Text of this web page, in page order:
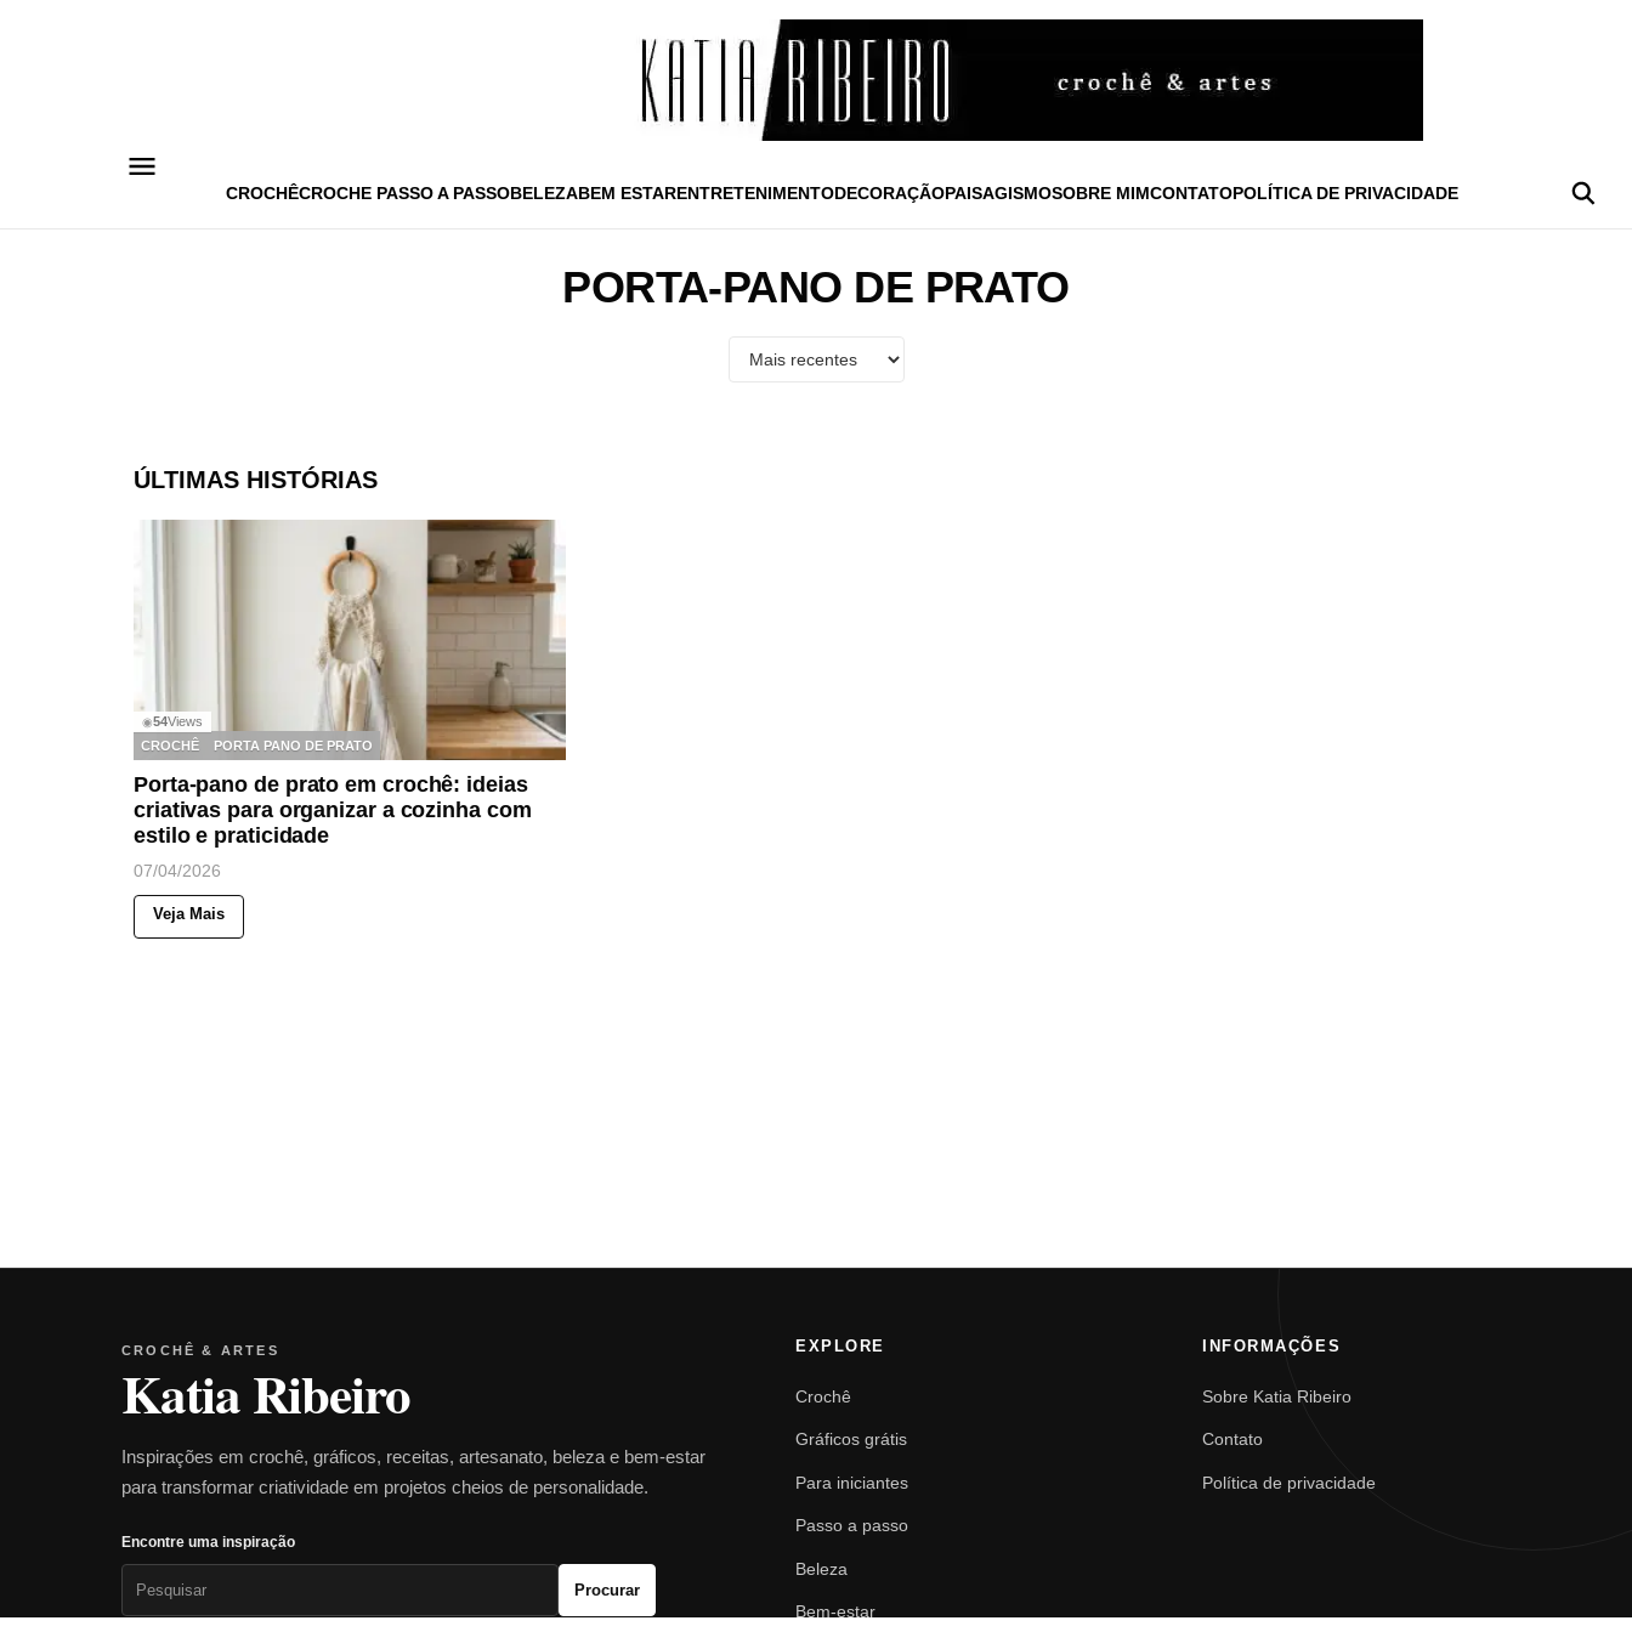
CROCHÊCROCHE PASSO A PASSOBELEZABEM ESTARENTRETENIMENTODECORAÇÃOPAISAGISMOSOBRE MIMCONTATOPOLÍTICA DE PRIVACIDADE
PORTA-PANO DE PRATO
ÚLTIMAS HISTÓRIAS
◉54Views
CROCHÊ
PORTA PANO DE PRATO
Porta-pano de prato em crochê: ideias
criativas para organizar a cozinha com
estilo e praticidade
07/04/2026
Veja Mais
CROCHÊ & ARTES
Katia Ribeiro
Inspirações em crochê, gráficos, receitas, artesanato, beleza e bem-estar
para transformar criatividade em projetos cheios de personalidade.
Encontre uma inspiração
Procurar
EXPLORE
Crochê
Gráficos grátis
Para iniciantes
Passo a passo
Beleza
Bem-estar
INFORMAÇÕES
Sobre Katia Ribeiro
Contato
Política de privacidade